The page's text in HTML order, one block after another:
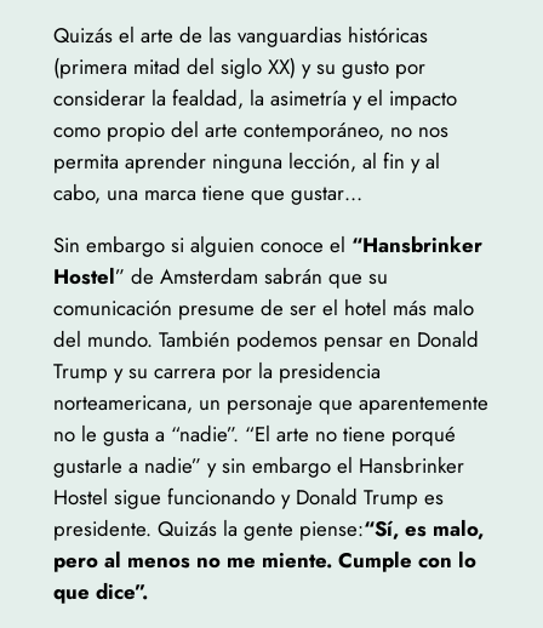
Quizás el arte de las vanguardias históricas
(primera mitad del siglo XX) y su gusto por
considerar la fealdad, la asimetría y el impacto
como propio del arte contemporáneo, no nos
permita aprender ninguna lección, al fin y al
cabo, una marca tiene que gustar…
Sin embargo si alguien conoce el “Hansbrinker
Hostel” de Amsterdam sabrán que su
comunicación presume de ser el hotel más malo
del mundo. También podemos pensar en Donald
Trump y su carrera por la presidencia
norteamericana, un personaje que aparentemente
no le gusta a “nadie”. “El arte no tiene porqué
gustarle a nadie” y sin embargo el Hansbrinker
Hostel sigue funcionando y Donald Trump es
presidente. Quizás la gente piense:“Sí, es malo,
pero al menos no me miente. Cumple con lo
que dice”.